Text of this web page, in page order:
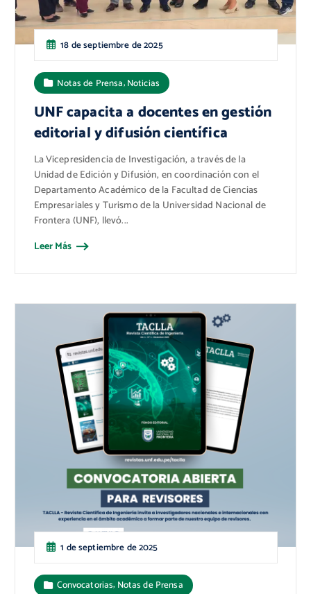
18 de septiembre de 2025
Notas de Prensa,Noticias
UNF capacita a docentes en gestión
editorial y difusión científica
La Vicepresidencia de Investigación, a través de la
Unidad de Edición y Difusión, en coordinación con el
Departamento Académico de la Facultad de Ciencias
Empresariales y Turismo de la Universidad Nacional de
Frontera (UNF), llevó...
Leer Más
1 de septiembre de 2025
Convocatorias, Notas de Prensa